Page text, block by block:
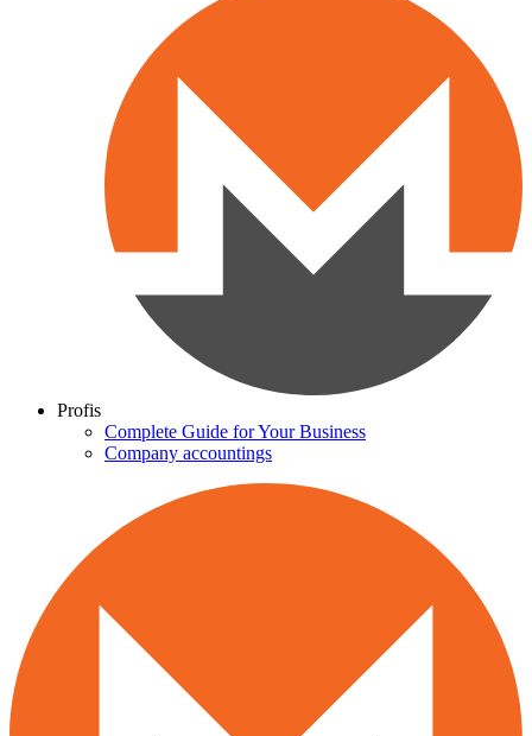
Profis
Complete Guide for Your Business
Company accountings